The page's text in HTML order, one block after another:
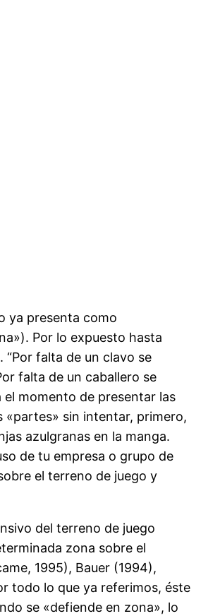
ya presenta como
Por lo expuesto hasta
falta de un clavo se
falta de un caballero se
momento de presentar las
«partes» sin intentar, primero,
azulgranas en la manga.
de tu empresa o grupo de
el terreno de juego y
del terreno de juego
zona sobre el
1995), Bauer (1994),
todo lo que ya referimos, éste
se «defiende en zona», lo